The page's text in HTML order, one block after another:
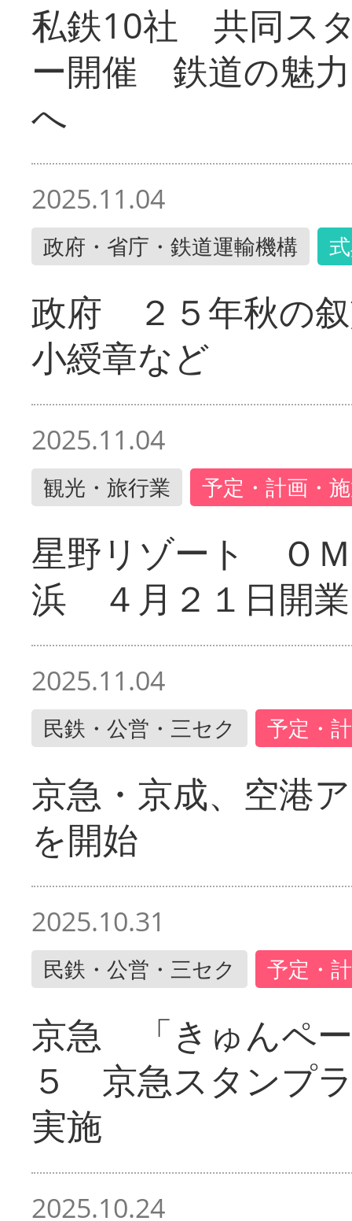
私鉄10社 共同ス
ー開催 鉄道の魅
へ
2025.11.04
政府・省庁・鉄道運輸機構
政府 ２５年秋の
小綬章など
2025.11.04
観光・旅行業 予定・計画・
星野リゾート Ｏ
浜 ４月２１日開業
2025.11.04
民鉄・公営・三セク 予定・
京急・京成、空港
を開始
2025.10.31
民鉄・公営・三セク 予定・
京急 「きゅんペ
５ 京急スタンプ
実施
2025.10.24